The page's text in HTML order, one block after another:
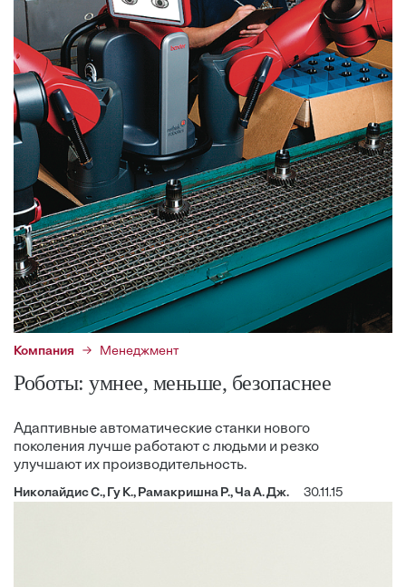
Компания Менеджмент
Роботы: умнее, меньше, безопаснее
Адаптивные автоматические станки нового
поколения лучше работают с людьми и резко
улучшают их производительность.
Николайдис С., Гу К., Рамакришна Р., Ча А. Дж. 30.11.15